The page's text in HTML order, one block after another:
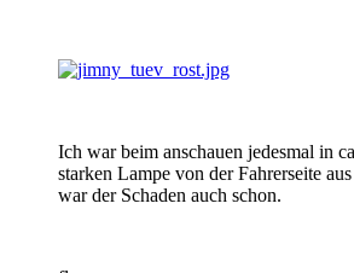
Ich war beim anschauen jedesmal in
starken Lampe von der Fahrerseite
war der Schaden auch schon.